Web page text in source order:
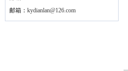
邮箱： kydianlan@126.com